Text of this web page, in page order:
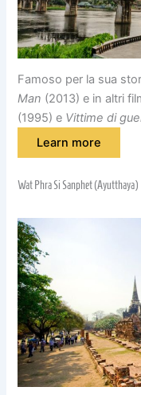
Famoso per la sua
Man (2013) e in altri
(1995) e Vittime di
Learn more
Wat Phra Si Sanphet (Ayutthaya)